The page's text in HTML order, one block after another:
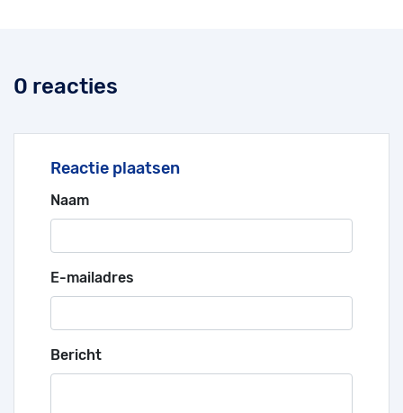
0 reacties
Reactie plaatsen
Naam
E-mailadres
Bericht